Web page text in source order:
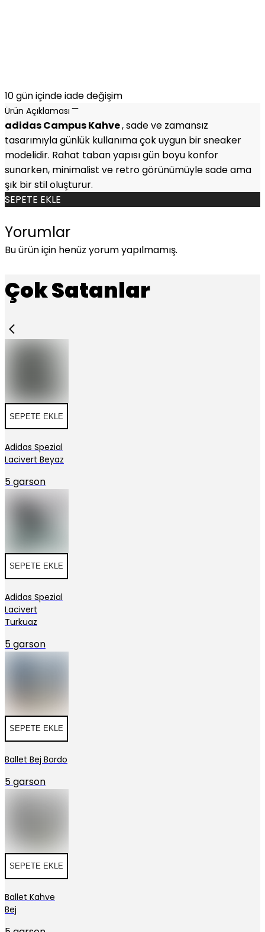
10 gün içinde iade değişim
Ürün Açıklaması
adidas CampusKahve, sade ve zamansız
tasarımıyla günlük kullanıma çok uygun bir sneaker
modelidir. Rahat taban yapısı gün boyu konfor
sunarken, minimalist ve retro görünümüyle sade ama
şık bir stil oluşturur.
SEPETE EKLE
Yorumlar
Bu ürün için henüz yorum yapılmamış.
Çok Satanlar
SEPETE EKLE
Adidas Spezial
Lacivert Beyaz
5 garson
SEPETE EKLE
Adidas Spezial
Lacivert
Turkuaz
5 garson
SEPETE EKLE
Ballet Bej Bordo
5 garson
SEPETE EKLE
Ballet Kahve
Bej